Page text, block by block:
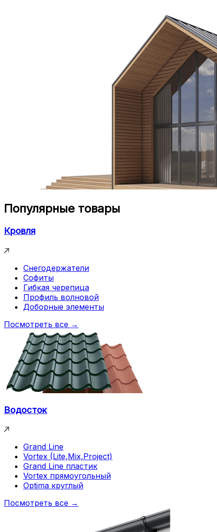
Популярные товары
Кровля
Снегодержатели
Софиты
Гибкая черепица
Профиль волновой
Доборные элементы
Посмотреть все →
Водосток
Grand Line
Vortex (Lite,Mix,Project)
Grand Line пластик
Vortex прямоугольный
Optima круглый
Посмотреть все →